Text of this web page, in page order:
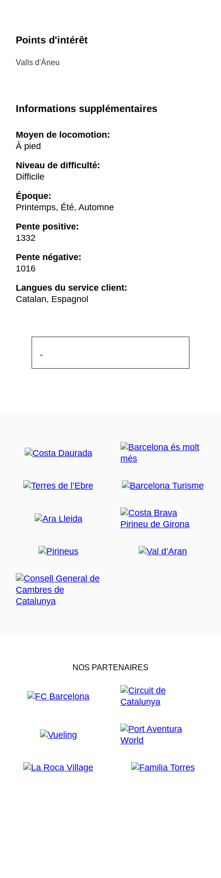
Points d'intérêt
Valls d'Àneu
Informations supplémentaires
Moyen de locomotion:
À pied
Niveau de difficulté:
Difficile
Époque:
Printemps, Été, Automne
Pente positive:
1332
Pente négative:
1016
Langues du service client:
Catalan, Espagnol
-
NOS PARTENAIRES